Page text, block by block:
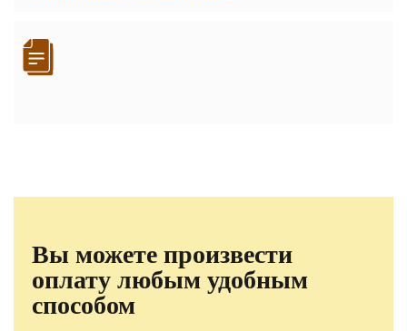
Вы можете произвести
оплату любым удобным
способом